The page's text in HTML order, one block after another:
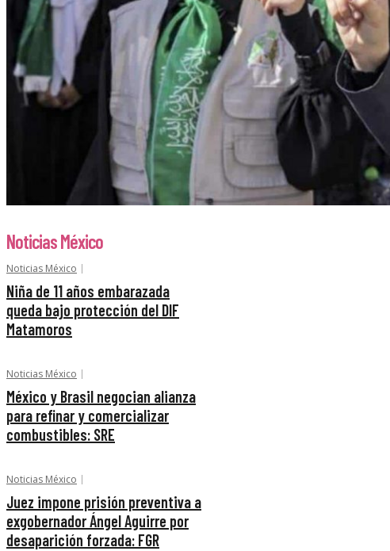
Noticias México
Noticias México
Niña de 11 años embarazada
queda bajo protección del DIF
Matamoros
Noticias México
México y Brasil negocian alianza
para refinar y comercializar
combustibles: SRE
Noticias México
Juez impone prisión preventiva a
exgobernador Ángel Aguirre por
desaparición forzada: FGR